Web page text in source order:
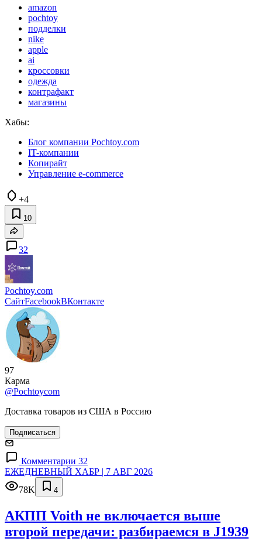
Теги:
amazon
pochtoy
подделки
nike
ai
кроссовки
одежда
Хабы:
IT-компании
Копирайт
Управление e-commerce
+4
10
32
Pochtoy.com
СайтFacebook
97
Карма
@Pochtoycom